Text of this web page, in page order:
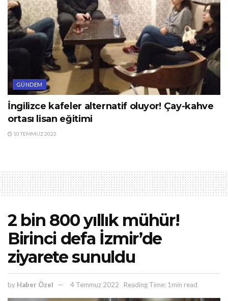
GÜNDEM
İngilizce kafeler alternatif oluyor! Çay-kahve
ortası lisan eğitimi
10 TEMMUZ 2022
2 bin 800 yıllık mühür!
Birinci defa İzmir’de
ziyarete sunuldu
by Haber Özel 4 Temmuz 2022 Reading Time: 1min read